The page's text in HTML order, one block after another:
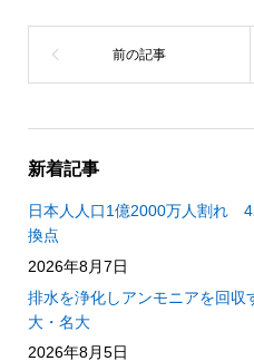
新着記事
日本人人口1億2000万人割れ
換点
2026年8月7日
排水を浄化しアンモニアを回
大・名大
2026年8月5日